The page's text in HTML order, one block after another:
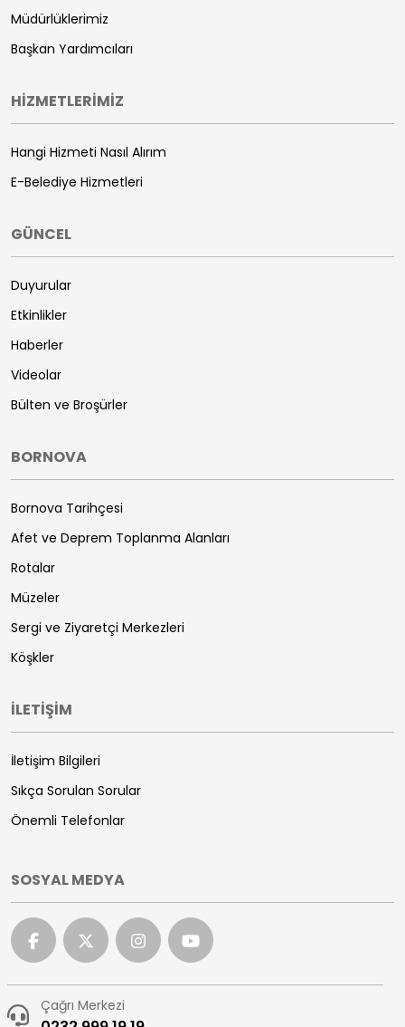
Müdürlüklerimiz
Başkan Yardımcıları
HİZMETLERİMİZ
Hangi Hizmeti Nasıl Alırım
E-Belediye Hizmetleri
GÜNCEL
Duyurular
Etkinlikler
Haberler
Videolar
Bülten ve Broşürler
BORNOVA
Bornova Tarihçesi
Afet ve Deprem Toplanma Alanları
Rotalar
Müzeler
Sergi ve Ziyaretçi Merkezleri
Köşkler
İLETİŞİM
İletişim Bilgileri
Sıkça Sorulan Sorular
Önemli Telefonlar
SOSYAL MEDYA
Çağrı Merkezi